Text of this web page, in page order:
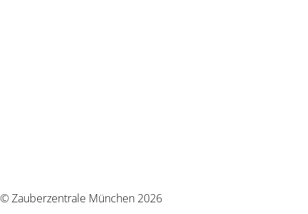
© Zauberzentrale München 2026